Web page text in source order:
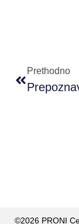
Prethodno
©2026 PRONI